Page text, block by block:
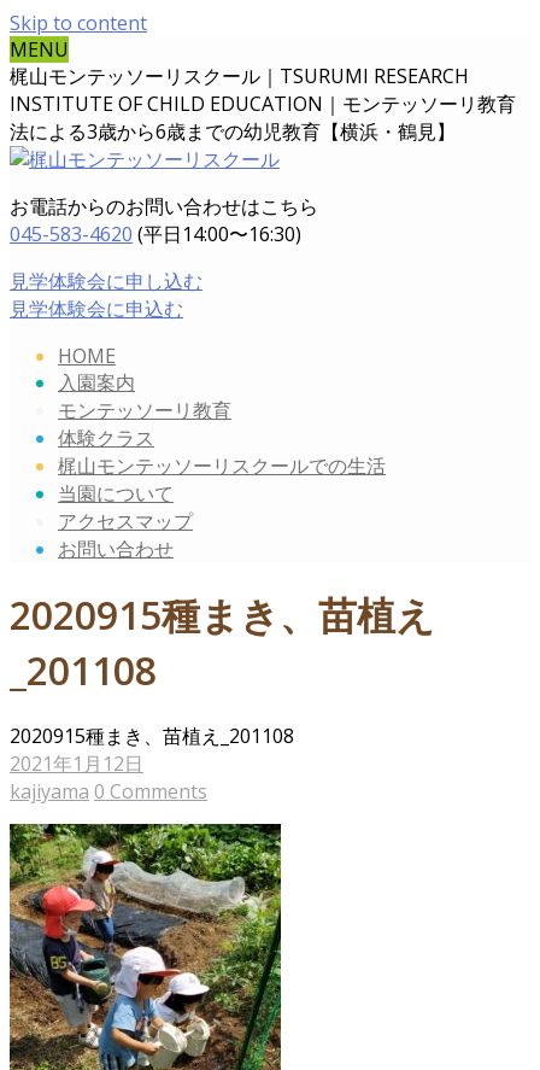
Skip to content
MENU
梶山モンテッソーリスクール｜TSURUMI RESEARCH
INSTITUTE OF CHILD EDUCATION｜ モンテッソーリ教育
法による3歳から6歳までの幼児教育【横浜・鶴見】
お電話からのお問い合わせはこちら
045-583-4620 (平日14:00〜16:30)
見学体験会に申し込む
見学体験会に申込む
HOME
入園案内
モンテッソーリ教育
体験クラス
梶山モンテッソーリスクールでの生活
当園について
アクセスマップ
お問い合わせ
2020915種まき、苗植え
_201108
2020915種まき、苗植え_201108
2021年1月12日
kajiyama 0 Comments